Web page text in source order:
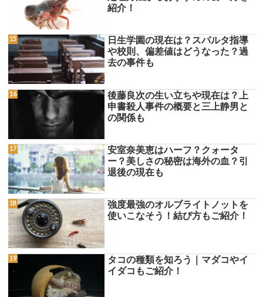
紹介！
日生学園の現在は？スパルタ指導
や校則、偏差値はどうなった？過
去の事件も
後藤良次の生い立ちや現在は？上
申書殺人事件の概要と三上静男と
の関係も
安室奈美恵はハーフ？クォータ
ー？美しさの秘密は海外の血？引
退後の現在も
強度最強のオルブライトノットを
使いこなそう！結び方もご紹介！
タコの種類を知ろう｜マダコやイ
イダコもご紹介！